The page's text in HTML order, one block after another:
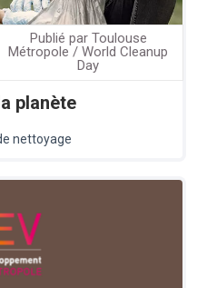
Publié par Toulouse
Métropole / World Cleanup
Day
planète
nettoyage